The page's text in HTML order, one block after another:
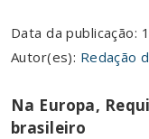
Data da publicação:
Autor(es): Redação
Na Europa,
brasileiro